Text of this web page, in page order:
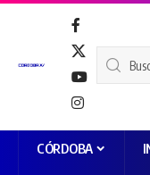
CÓRDOBA